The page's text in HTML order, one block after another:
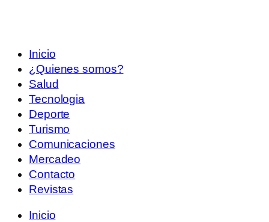
Inicio
¿Quienes somos?
Salud
Tecnologia
Deporte
Turismo
Comunicaciones
Mercadeo
Contacto
Revistas
Inicio